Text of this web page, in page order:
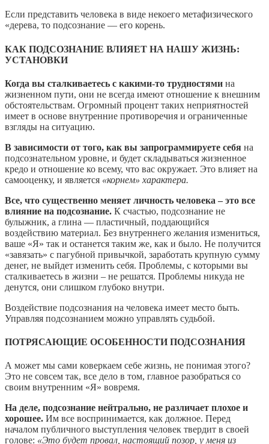
Если представить человека в виде некоего метафизического
«дерева, то подсознание — его корень.
КАК ПОДСОЗНАНИЕ ВЛИЯЕТ НА НАШУ ЖИЗНЬ:
УСТАНОВКИ
Когда вы сталкиваетесь с какими-то трудностями на
жизненном пути, они не всегда имеют отношение к внешним
обстоятельствам. Огромный процент таких неприятностей
имеет в основе внутренние противоречия и ограниченные
взгляды на ситуацию.
В зависимости от того, как вы запрограммируете себя на
подсознательном уровне, и будет складываться жизненное
кредо и отношение ко всему, что вас окружает. Это влияет на
самооценку, и является «корнем» характера.
Все, что существенно меняет личность человека – это все
влияние на подсознание. К счастью, подсознание не
булыжник, а глина — пластичный, поддающийся
воздействию материал. Без внутреннего желания измениться,
ваше «Я» так и останется таким же, как и было. Не получится
«завязать» с пагубной привычкой, заработать крупную сумму
денег, не выйдет изменить себя. Проблемы, с которыми вы
сталкиваетесь в жизни – не решатся. Проблемы никуда не
денутся, они слишком глубоко внутри.
Воздействие подсознания на человека имеет место быть.
Управляя подсознанием можно управлять судьбой.
ПОТРЯСАЮЩИЕ ОСОБЕННОСТИ ПОДСОЗНАНИЯ
А может мы сами коверкаем себе жизнь, не понимая этого?
Это не совсем так, все дело в том, главное разобраться со
своим внутренним «Я» вовремя.
На деле, подсознание нейтрально, не различает плохое и
хорошее. Им все воспринимается, как должное. Перед
началом публичного выступления человек твердит в своей
голове: «Это будет провал, настоящий позор, у меня из